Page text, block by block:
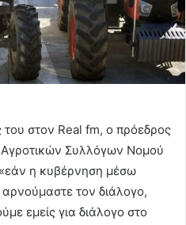
στον Real fm, ο πρόεδρος
Συλλόγων Νομού
η κυβέρνηση μέσω
αρνούμαστε τον διάλογο,
εμείς για διάλογο στο